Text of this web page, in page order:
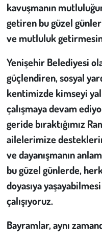
kavuşmanın
getiren bu güzel
ve mutluluk
Yenişehir Belediyesi
güçlendiren, sosyal
kentimizde kimseyi
çalışmaya devam
geride bıraktığımız
ailelerimize
ve dayanışmanın
bu güzel günlerde,
doyasıya
çalışıyoruz.
Bayramlar, aynı
Galeri
Günün İçinden
Vefat İlanları
Tarih
Hukuk
Tarım
Son Dakika
Kent
Eğlence